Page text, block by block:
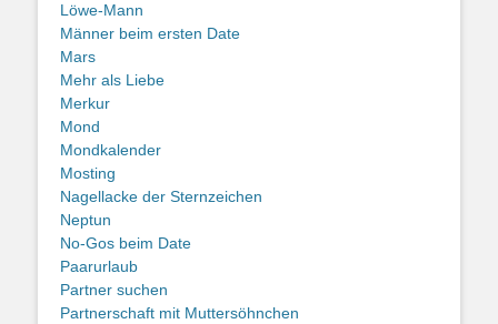
Löwe-Mann
Männer beim ersten Date
Mars
Mehr als Liebe
Merkur
Mond
Mondkalender
Mosting
Nagellacke der Sternzeichen
Neptun
No-Gos beim Date
Paarurlaub
Partner suchen
Partnerschaft mit Muttersöhnchen